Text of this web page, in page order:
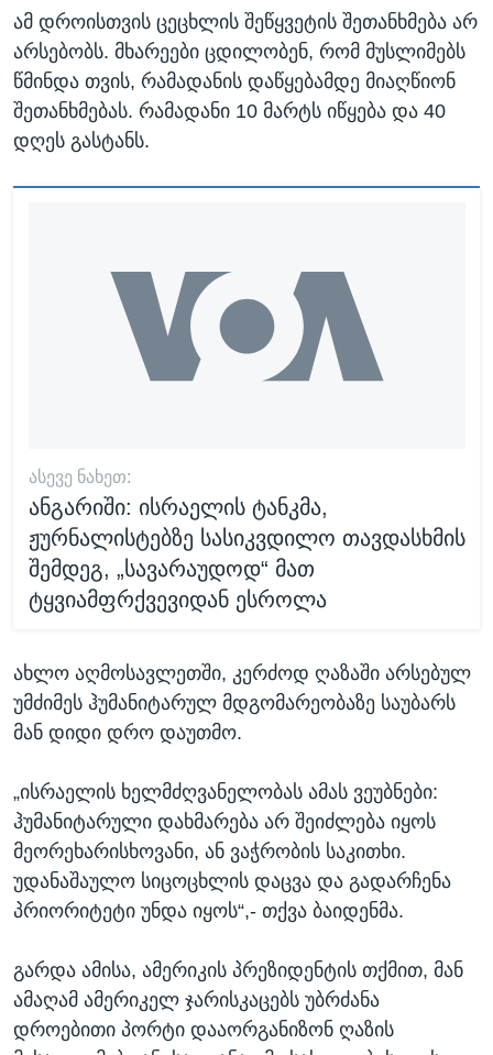
ამ დროისთვის ცეცხლის შეწყვეტის შეთანხმება არ
არსებობს. მხარეები ცდილობენ, რომ მუსლიმებს
წმინდა თვის, რამადანის დაწყებამდე მიაღწიონ
შეთანხმებას. რამადანი 10 მარტს იწყება და 40
დღეს გასტანს.
ᲐᲡᲔᲕᲔ ᲜᲐᲮᲔᲗ:
ანგარიში: ისრაელის ტანკმა,
ჟურნალისტებზე სასიკვდილო თავდასხმის
შემდეგ, „სავარაუდოდ“ მათ
ტყვიამფრქვევიდან ესროლა
ახლო აღმოსავლეთში, კერძოდ ღაზაში არსებულ
უმძიმეს ჰუმანიტარულ მდგომარეობაზე საუბარს
მან დიდი დრო დაუთმო.
„ისრაელის ხელმძღვანელობას ამას ვეუბნები:
ჰუმანიტარული დახმარება არ შეიძლება იყოს
მეორეხარისხოვანი, ან ვაჭრობის საკითხი.
უდანაშაულო სიცოცხლის დაცვა და გადარჩენა
პრიორიტეტი უნდა იყოს“,- თქვა ბაიდენმა.
გარდა ამისა, ამერიკის პრეზიდენტის თქმით, მან
ამაღამ ამერიკელ ჯარისკაცებს უბრძანა
დროებითი პორტი დააორგანიზონ ღაზის